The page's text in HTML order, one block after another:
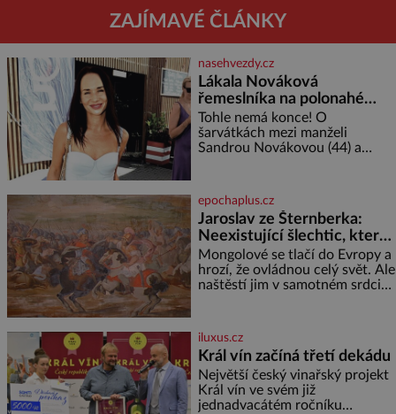
ZAJÍMAVÉ ČLÁNKY
nasehvezdy.cz
Lákala Nováková
řemeslníka na polonahé
tělo!
Tohle nemá konce! O
šarvátkách mezi manželi
Sandrou Novákovou (44) a
by doufal, že horká zem u
herečky ze seriálu Ulice a
režiséra vychladne,
epochaplus.cz
Jaroslav ze Šternberka:
Neexistující šlechtic, který
z Moravy vyžene Mongoly
Mongolové se tlačí do Evropy a
hrozí, že ovládnou celý svět. Ale
naštěstí jim v samotném srdci
dobyvatelské hordy zastavit. Co
nedokáže žádná z asijských říší,
co nedokážou Němci – to
dokáže český král. Nebo že by
ne? Mongolové od roku 1223
postupují podél Kaspického a
iluxus.cz
Král vín začíná třetí dekádu
Největší český vinařský projekt
Král vín ve svém již
jednadvacátém ročníku